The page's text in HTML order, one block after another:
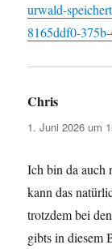
urwald-
8165ddf0-
Chris
1. Juni 2026 um
Ich bin da auch
kann das
trotzdem bei
gibts in diesem